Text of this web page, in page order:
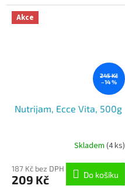
Akce
245 Kč
–14 %
Nutrijam, Ecce Vita, 500g
Skladem (4 ks)
187 Kč bez DPH
209 Kč Do košíku